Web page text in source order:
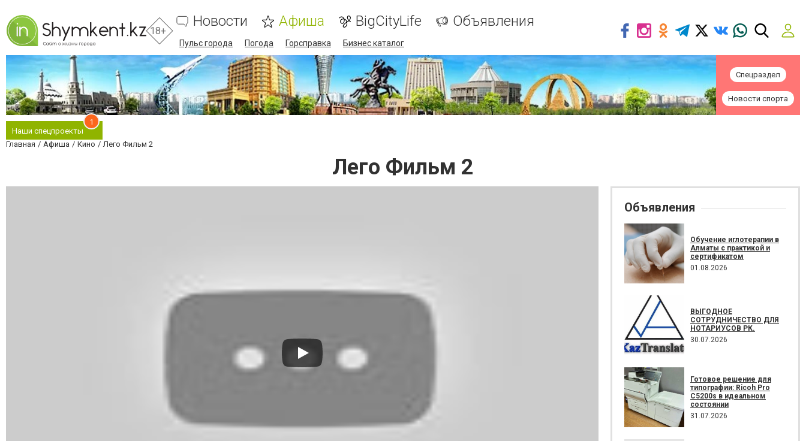
18+
Новости Афиша BigCityLife Объявления
Пульс города Погода Горсправка Бизнес каталог
Спецраздел
Новости спорта
Наши спецпроекты
1
Главная Афиша Кино Лего Фильм 2
Лего Фильм 2
Объявления
Обучение иглотерапии в
Алматы с практикой и
сертификатом
01.08.2026
ВЫГОДНОЕ
СОТРУДНИЧЕСТВО ДЛЯ
НОТАРИУСОВ РК.
30.07.2026
Готовое решение для
типографии: Ricoh Pro
C5200s в идеальном
состоянии
31.07.2026